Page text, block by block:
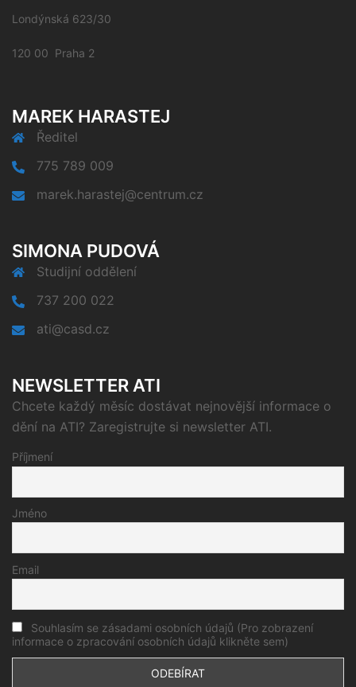
Londýnská 623/30
120 00 Praha 2
MAREK HARASTEJ
Ředitel
775 789 009
marek.harastej@centrum.cz
SIMONA PUDOVÁ
Studijní oddělení
737 200 022
ati@casd.cz
NEWSLETTER ATI
Chcete každý měsíc dostávat nejnovější informace o
dění na ATI? Zaregistrujte si newsletter ATI.
Příjmení
Jméno
Email
Souhlasím se zásadami osobních údajů (Pro zobrazení
informace o zpracování osobních údajů klikněte sem)